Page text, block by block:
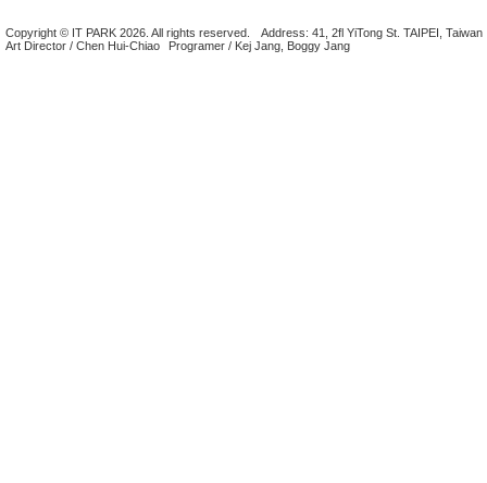
Copyright © IT PARK 2026. All rights reserved.
Address: 41, 2fl YiTong St. TAIPEI, Taiwan
Art Director / Chen Hui-Chiao
Programer / Kej Jang, Boggy Jang